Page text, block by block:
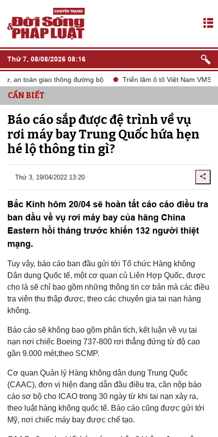
Thứ 7, 08/08/2026 08:16
an toàn giao thông đường bộ Triển lãm ô tô Việt Nam VMS
CẦN BIẾT
Báo cáo sắp được đệ trình về vụ
rơi máy bay Trung Quốc hứa hẹn
hé lộ thông tin gì?
Thứ 3, 19/04/2022 13:20
Bắc Kinh hôm 20/04 sẽ hoàn tất cáo cáo điều tra
ban đầu về vụ rơi máy bay của hãng China
Eastern hồi tháng trước khiến 132 người thiệt
mạng.
Tuy vậy, báo cáo ban đầu gửi tới Tổ chức Hàng không
Dân dụng Quốc tế, một cơ quan củ Liên Hợp Quốc, được
cho là sẽ chỉ bao gồm những thông tin cơ bản mà các điều
tra viên thu thập được, theo các chuyên gia tai nạn hàng
không.
Báo cáo sẽ không bao gồm phân tích, kết luận về vụ tai
nạn nơi chiếc Boeing 737-800 rơi thẳng đứng từ độ cao
gần 9.000 mét,theo SCMP.
Cơ quan Quản lý Hàng không dân dụng Trung Quốc
(CAAC), đơn vị hiện đang dẫn đầu điều tra, cần nộp báo
cáo sơ bộ cho ICAO trong 30 ngày từ khi tai nạn xảy ra,
theo luật hàng không quốc tế. Báo cáo cũng được gửi tới
Mỹ, nơi chiếc máy bay được chế tạo.